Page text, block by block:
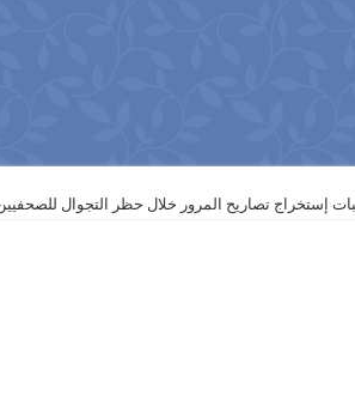
إستخراج تصاريح المرور خلال حظر التجوال